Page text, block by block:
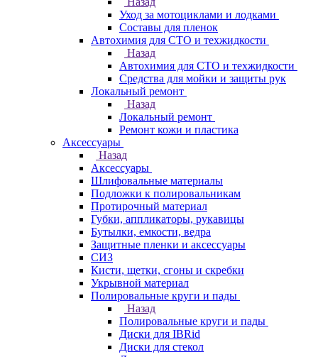
Уход за мотоциклами и лодками
Составы для пленок
Автохимия для СТО и техжидкости
Назад
Автохимия для СТО и техжидкости
Средства для мойки и защиты рук
Локальный ремонт
Назад
Локальный ремонт
Ремонт кожи и пластика
Аксессуары
Назад
Аксессуары
Шлифовальные материалы
Подложки к полировальникам
Протирочный материал
Губки, аппликаторы, рукавицы
Бутылки, емкости, ведра
Защитные пленки и аксессуары
СИЗ
Кисти, щетки, сгоны и скребки
Укрывной материал
Полировальные круги и пады
Назад
Полировальные круги и пады
Диски для IBRid
Диски для стекол